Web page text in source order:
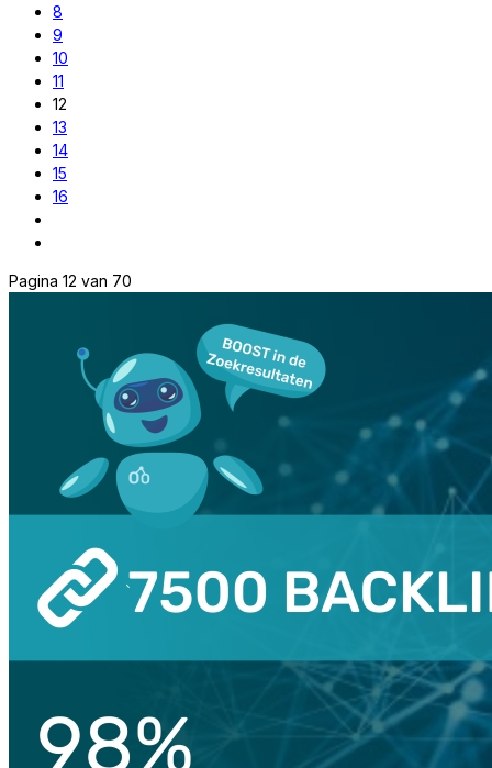
8
9
10
11
12
13
14
15
16
Pagina 12 van 70